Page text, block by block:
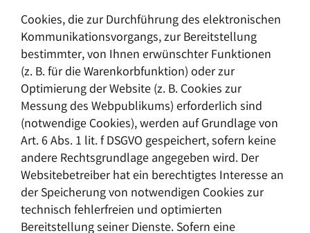
Cookies, die zur Durchführung des elektronischen
Kommunikationsvorgangs, zur Bereitstellung
bestimmter, von Ihnen erwünschter Funktionen
(z. B. für die Warenkorbfunktion) oder zur
Optimierung der Website (z. B. Cookies zur
Messung des Webpublikums) erforderlich sind
(notwendige Cookies), werden auf Grundlage von
Art. 6 Abs. 1 lit. f DSGVO gespeichert, sofern keine
andere Rechtsgrundlage angegeben wird. Der
Websitebetreiber hat ein berechtigtes Interesse an
der Speicherung von notwendigen Cookies zur
technisch fehlerfreien und optimierten
Bereitstellung seiner Dienste. Sofern eine